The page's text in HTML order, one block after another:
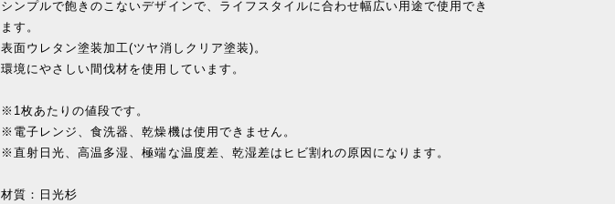
シンプルで飽きのこないデザインで、ライフスタイルに合わせ幅広い用途で使用でき
ます。
表面ウレタン塗装加工(ツヤ消しクリア塗装)。
環境にやさしい間伐材を使用しています。
※1枚あたりの値段です。
※電子レンジ、食洗器、乾燥機は使用できません。
※直射日光、高温多湿、極端な温度差、乾湿差はヒビ割れの原因になります。
材質：日光杉